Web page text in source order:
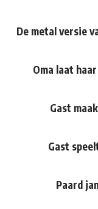
De metal versie
Oma laat
Gast
Gast
Paard